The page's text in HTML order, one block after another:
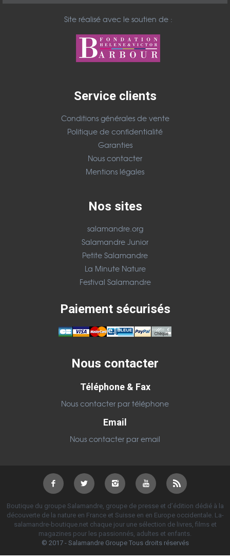
Site réalisé avec le soutien de :
Service clients
Conditions générales de vente
Politique de confidentialité
Garanties
Nous contacter
Mentions légales
Nos sites
salamandre.org
Salamandre Junior
Petite Salamandre
La Minute Nature
Festival Salamandre
Paiement sécurisés
Nous contacter
Téléphone & Fax
Nous contacter par téléphone
Email
Nous contacter par email
Boutique du groupe Salamandre, groupe de presse et d’édition dédié à la
découverte de la nature en France et Suisse en en Europe occidentale. La-
salamandre-boutique.net chaque jour une sélection de livres, films et
magazines pour les passionnés, adultes et enfants.
© 2017 - Salamandre Groupe Tous droits réservés